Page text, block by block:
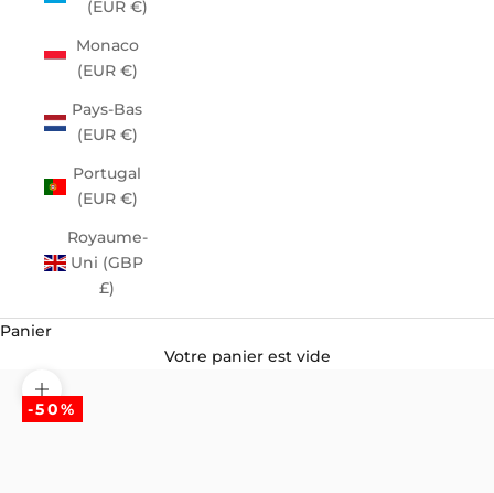
(EUR €)
Monaco
(EUR €)
Pays-Bas
(EUR €)
Portugal
(EUR €)
Royaume-
Uni (GBP
£)
Panier
Votre panier est vide
Zoomer sur l'image
-50%